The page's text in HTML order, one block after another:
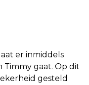
er inmiddels
gaat. Op dit
gesteld